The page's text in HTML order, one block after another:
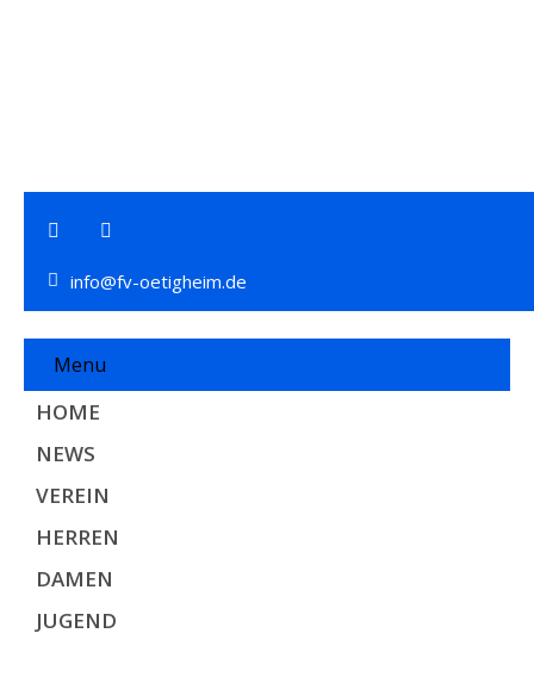
info@fv-oetigheim.de
Menu
HOME
NEWS
VEREIN
HERREN
DAMEN
JUGEND